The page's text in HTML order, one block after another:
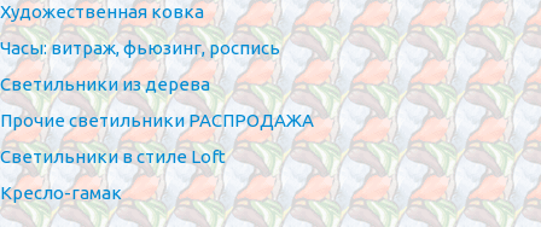
Художественная ковка
Часы: витраж, фьюзинг, роспись
Светильники из дерева
Прочие светильники РАСПРОДАЖА
Светильники в стиле Loft
Кресло-гамак